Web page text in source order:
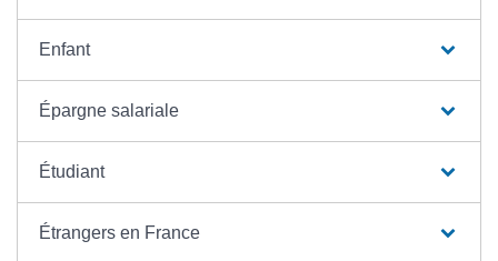
Enfant
Épargne salariale
Étudiant
Étrangers en France